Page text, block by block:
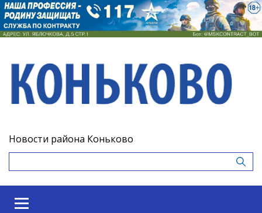
Новости района Коньково